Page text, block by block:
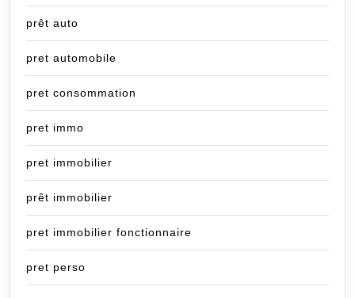
prêt auto
pret automobile
pret consommation
pret immo
pret immobilier
prêt immobilier
pret immobilier fonctionnaire
pret perso